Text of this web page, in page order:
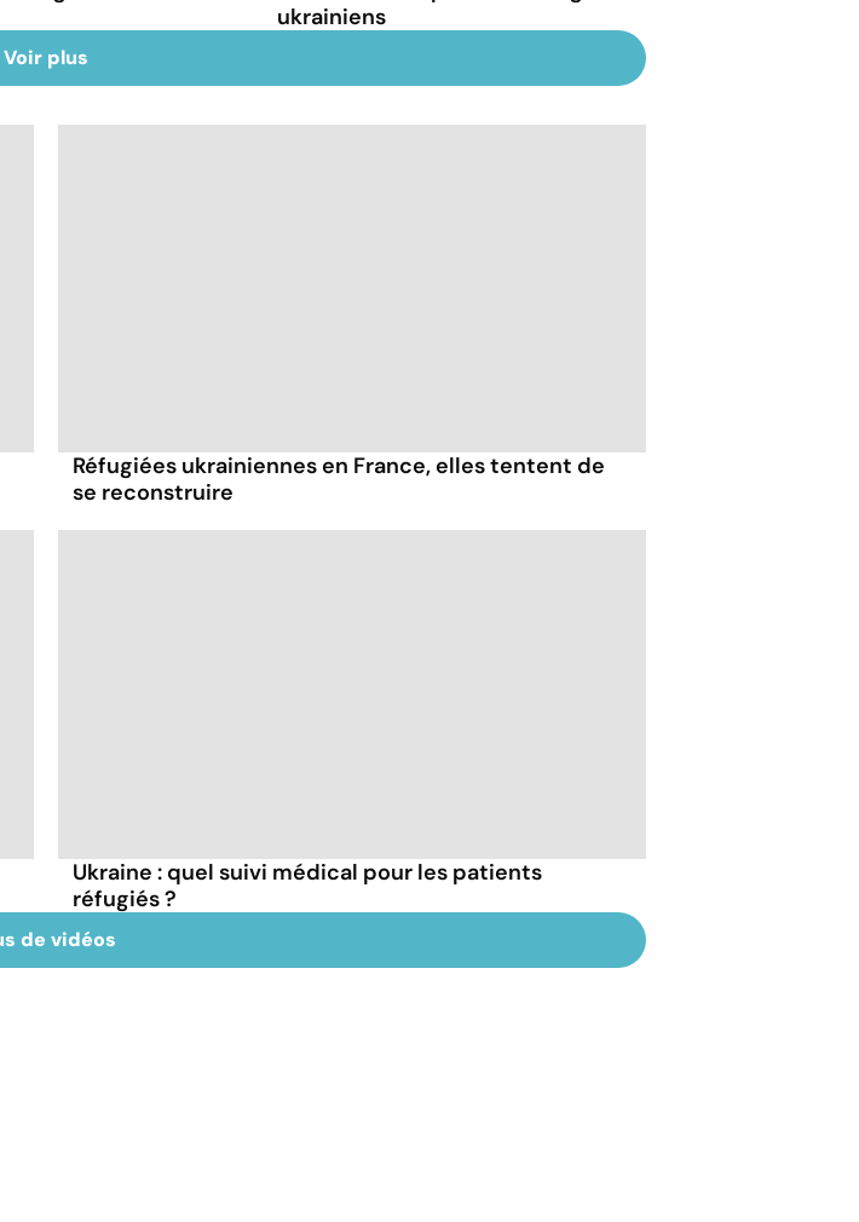
ukrainiens
Voir plus
Réfugiées ukrainiennes en France, elles tentent de
se reconstruire
Ukraine : quel suivi médical pour les patients
réfugiés ?
de vidéos